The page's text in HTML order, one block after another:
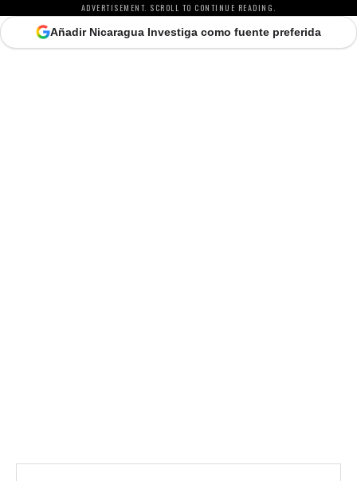
ADVERTISEMENT. SCROLL TO CONTINUE READING.
Añadir Nicaragua Investiga como fuente preferida